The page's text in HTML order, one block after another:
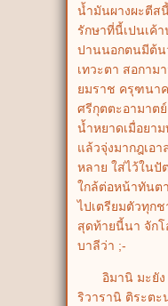
น้ำมันผางผะตีส
รักษาที่นี้เปนเค้
ปานนอกตนมีต้น
เทวะตา สอกาม
ยมราช ครุฑนา
ศรีกุตตะอามาต
น้ำหยาดเมื่อยา
แล้วจุ่งมากฎเอ
หลาย ใส่ไว้ในปั
ใกล้ต่อหน้าทันต
ไปเตรียมตัวทุก
สุดท้ายนี้นา จัก
บาลีว่า ;-
อิมานิ มะยั
ริวารานิ ติระต